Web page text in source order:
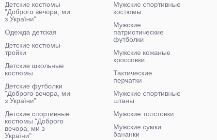
Детские костюмы
"Доброго вечора, ми
з України"
Одежда детская
Детские костюмы-
тройки
Детские школьные
костюмы
Детские футболки
"Доброго вечора, ми
з України"
Детские спортивные
костюмы "Доброго
вечора, ми з
України"
Мужские спортивные
костюмы
Мужские
патриотические
футболки
Мужские кожаные
кроссовки
Тактические
перчатки
Мужские спортивные
штаны
Мужские толстовки
Мужские сумки
бананки